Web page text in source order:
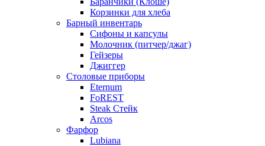
Корзинки для хлеба
Барный инвентарь
Сифоны и капсулы
Молочник (питчер/джаг)
Гейзеры
Джиггер
Столовые приборы
Eternum
FoREST
Steak Стейк
Arcos
Фарфор
Lubiana